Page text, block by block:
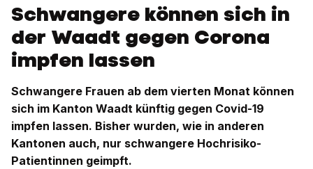
Schwangere können sich in
der Waadt gegen Corona
impfen lassen
Schwangere Frauen ab dem vierten Monat können
sich im Kanton Waadt künftig gegen Covid-19
impfen lassen. Bisher wurden, wie in anderen
Kantonen auch, nur schwangere Hochrisiko-
Patientinnen geimpft.